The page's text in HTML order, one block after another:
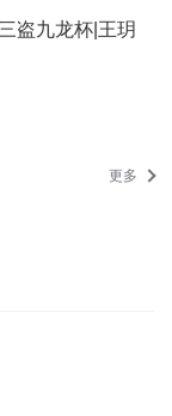
盗九龙杯|王玥
更多